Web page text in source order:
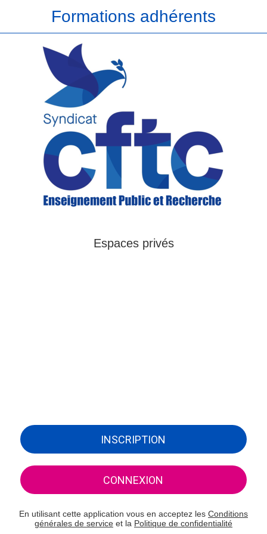
Formations adhérents
Espaces privés
INSCRIPTION
CONNEXION
En utilisant cette application vous en acceptez les Conditions
générales de service et la Politique de confidentialité